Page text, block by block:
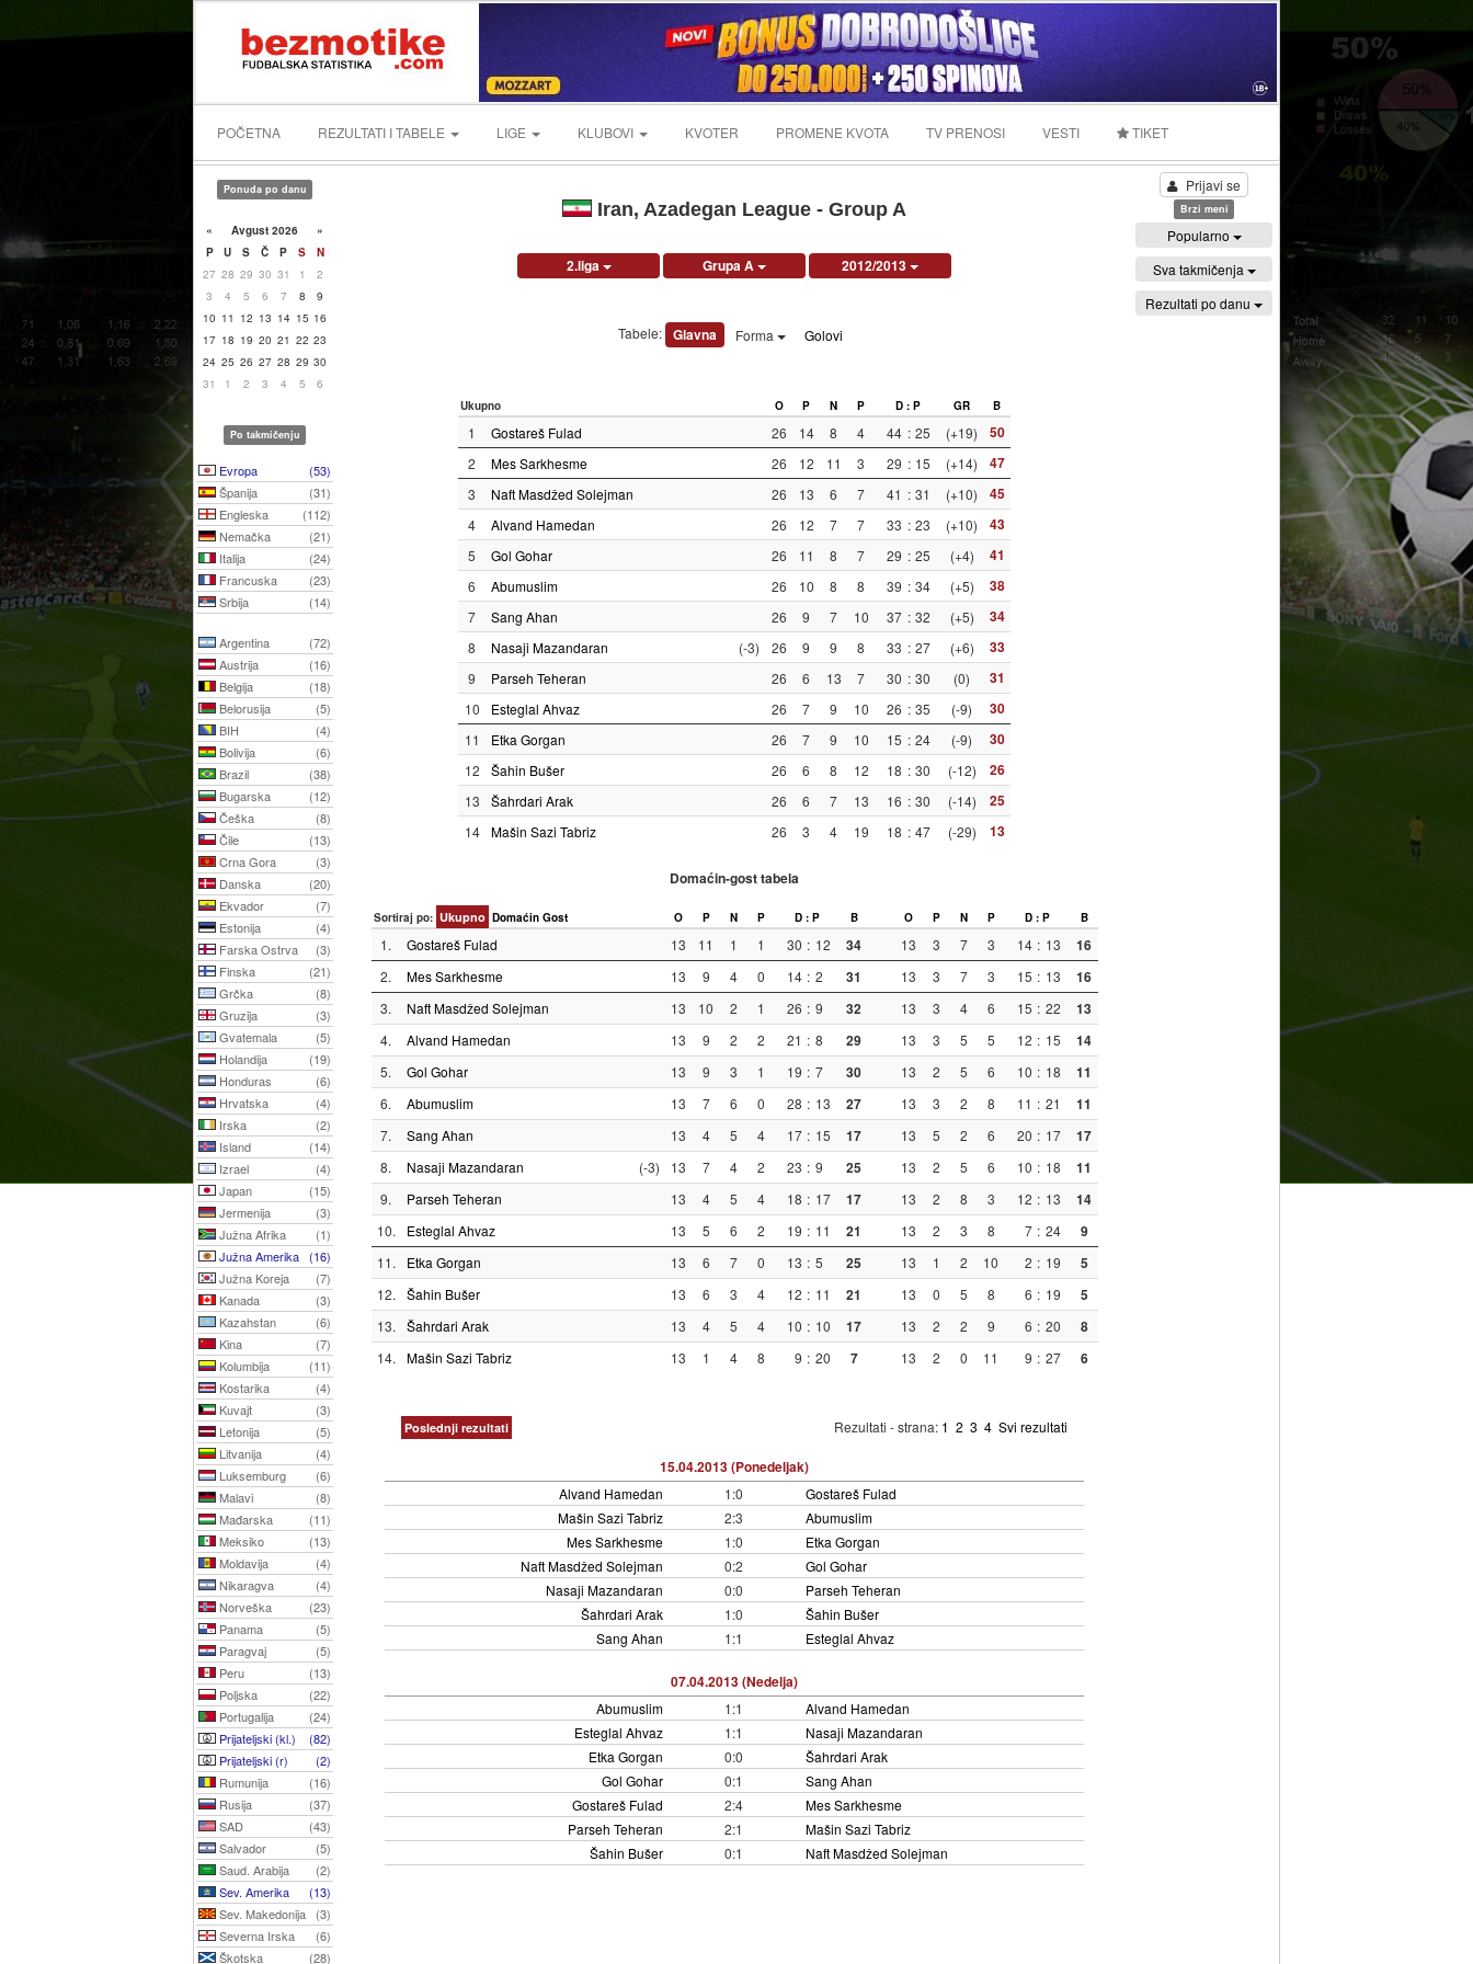
POČETNA REZULTATI I TABELE LIGE KLUBOVI KVOTER PROMENE KVOTA TV PRENOSI VESTI TIKET
Ponuda po danu
« Avgust 2026
»
P
U S Č P S
N
27 28 29 30 31 1
2
3
4 5 6 7 8
9
10 11 12 13 14 15 16
17 18 19 20 21 22 23
24 25 26 27 28 29 30
31
1 2 3 4 5 6
Po takmičenju
Evropa
(53)
Španija
(31)
Engleska
(112)
Nemačka
(21)
Italija
(24)
Francuska
(23)
Srbija
(14)
Argentina
(72)
Austrija
(16)
Belgija
(18)
Belorusija
(5)
BIH
(4)
Bolivija
(6)
Brazil
(38)
Bugarska
(12)
Češka
(8)
Čile
(13)
Crna Gora
(3)
Danska
(20)
Ekvador
(7)
Estonija
(4)
Farska Ostrva
(3)
Finska
(21)
Grčka
(8)
Gruzija
(3)
Gvatemala
(5)
Holandija
(19)
Honduras
(6)
Hrvatska
(4)
Irska
(2)
Island
(14)
Izrael
(4)
Japan
(15)
Jermenija
(3)
Južna Afrika
(1)
Južna Amerika (16)
Južna Koreja
(7)
Kanada
(3)
Kazahstan
(6)
Kina
(7)
Kolumbija
(11)
Kostarika
(4)
Kuvajt
(3)
Letonija
(5)
Litvanija
(4)
Luksemburg
(6)
Malavi
(8)
Mađarska
(11)
Meksiko
(13)
Moldavija
(4)
Nikaragva
(4)
Norveška
(23)
Panama
(5)
Paragvaj
(5)
Peru
(13)
Poljska
(22)
Portugalija
(24)
Prijateljski (kl.)
(82)
Prijateljski (r)
(2)
Rumunija
(16)
Rusija
(37)
SAD
(43)
Salvador
(5)
Saud. Arabija
(2)
Sev. Amerika
(13)
Sev. Makedonija
(3)
Severna Irska
(6)
Škotska
(28)
Iran, Azadegan League - Group A
2.liga Grupa A 2012/2013
Tabele: Glavna Forma Golovi
Ukupno O P N P D : P GR B
1 Gostareš Fulad 26 14 8 4 44 : 25 (+19) 50
2 Mes Sarkhesme 26 12 11 3 29 : 15 (+14) 47
3 Naft Masdžed Solejman 26 13 6 7 41 : 31 (+10) 45
4 Alvand Hamedan 26 12 7 7 33 : 23 (+10) 43
5 Gol Gohar 26 11 8 7 29 : 25 (+4) 41
6 Abumuslim 26 10 8 8 39 : 34 (+5) 38
7 Sang Ahan 26 9 7 10 37 : 32 (+5) 34
8 Nasaji Mazandaran (-3) 26 9 9 8 33 : 27 (+6) 33
9 Parseh Teheran 26 6 13 7 30 : 30 (0) 31
10 Esteglal Ahvaz 26 7 9 10 26 : 35 (-9) 30
11 Etka Gorgan 26 7 9 10 15 : 24 (-9) 30
12 Šahin Bušer 26 6 8 12 18 : 30 (-12) 26
13 Šahrdari Arak 26 6 7 13 16 : 30 (-14) 25
14 Mašin Sazi Tabriz 26 3 4 19 18 : 47 (-29) 13
Domaćin-gost tabela
Sortiraj po: Ukupno Domaćin Gost O P N P D : P B O P N P D : P B
1. Gostareš Fulad 13 11 1 1 30 : 12 34 13 3 7 3 14 : 13 16
2. Mes Sarkhesme 13 9 4 0 14 : 2 31 13 3 7 3 15 : 13 16
3. Naft Masdžed Solejman 13 10 2 1 26 : 9 32 13 3 4 6 15 : 22 13
4. Alvand Hamedan 13 9 2 2 21 : 8 29 13 3 5 5 12 : 15 14
5. Gol Gohar 13 9 3 1 19 : 7 30 13 2 5 6 10 : 18 11
6. Abumuslim 13 7 6 0 28 : 13 27 13 3 2 8 11 : 21 11
7. Sang Ahan 13 4 5 4 17 : 15 17 13 5 2 6 20 : 17 17
8. Nasaji Mazandaran (-3) 13 7 4 2 23 : 9 25 13 2 5 6 10 : 18 11
9. Parseh Teheran 13 4 5 4 18 : 17 17 13 2 8 3 12 : 13 14
10. Esteglal Ahvaz 13 5 6 2 19 : 11 21 13 2 3 8 7 : 24 9
11. Etka Gorgan 13 6 7 0 13 : 5 25 13 1 2 10 2 : 19 5
12. Šahin Bušer 13 6 3 4 12 : 11 21 13 0 5 8 6 : 19 5
13. Šahrdari Arak 13 4 5 4 10 : 10 17 13 2 2 9 6 : 20 8
14. Mašin Sazi Tabriz 13 1 4 8 9 : 20 7 13 2 0 11 9 : 27 6
Poslednji rezultati Rezultati - strana: 1 2 3 4 Svi rezultati
15.04.2013 (Ponedeljak)
Alvand Hamedan 1:0
Gostareš Fulad
Mašin Sazi Tabriz
2:3
Abumuslim
Mes Sarkhesme
1:0
Etka Gorgan
Naft Masdžed Solejman
0:2
Gol Gohar
Nasaji Mazandaran
0:0
Parseh Teheran
Šahrdari Arak
1:0
Šahin Bušer
Sang Ahan
1:1 Esteglal Ahvaz
07.04.2013 (Nedelja)
Abumuslim 1:1
Alvand Hamedan
Esteglal Ahvaz
1:1
Nasaji Mazandaran
Etka Gorgan
0:0
Šahrdari Arak
Gol Gohar
0:1
Sang Ahan
Gostareš Fulad
2:4
Mes Sarkhesme
Parseh Teheran
2:1
Mašin Sazi Tabriz
Šahin Bušer
0:1 Naft Masdžed Solejman
Prijavi se
Brzi meni
Popularno
Sva takmičenja
Rezultati po danu